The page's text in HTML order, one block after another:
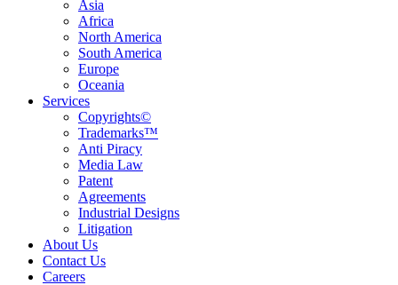
Asia
Africa
North America
South America
Europe
Oceania
Services
Copyrights©
Trademarks™
Anti Piracy
Media Law
Patent
Agreements
Industrial Designs
Litigation
About Us
Contact Us
Careers